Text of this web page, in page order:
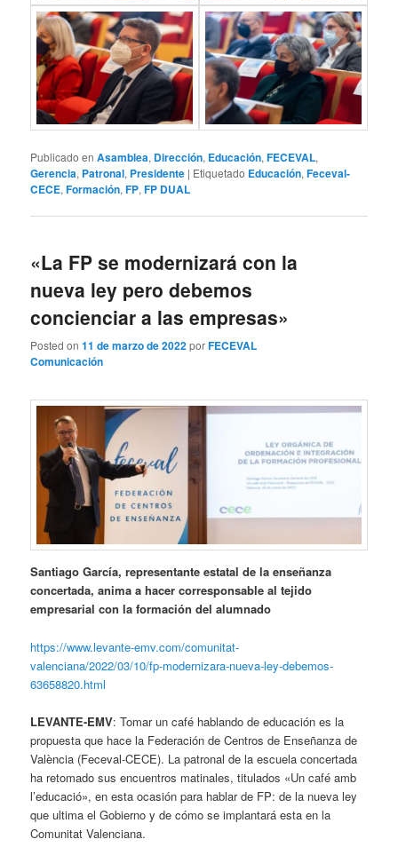
Publicado en Asamblea, Dirección, Educación,FECEVAL,
Gerencia, Patronal, Presidente | Etiquetado Educación,Feceval-
CECE,Formación,FP,FP DUAL
«La FP se modernizará con la
nueva ley pero debemos
concienciar a las empresas»
Posted on11 de marzo de 2022porFECEVAL
Comunicación
Santiago García, representante estatal de la enseñanza
concertada, anima a hacer corresponsable al tejido
empresarial con la formación del alumnado
https://www.levante-emv.com/comunitat-
valenciana/2022/03/10/fp-modernizara-nueva-ley-debemos-
63658820.html
LEVANTE-EMV: Tomar un café hablando de educación es la
propuesta que hace la Federación de Centros de Enseñanza de
València (Feceval-CECE). La patronal de la escuela concertada
ha retomado sus encuentros matinales, titulados «Un café amb
l’educació», en esta ocasión para hablar de FP: de la nueva ley
que ultima el Gobierno y de cómo se implantará esta en la
Comunitat Valenciana.